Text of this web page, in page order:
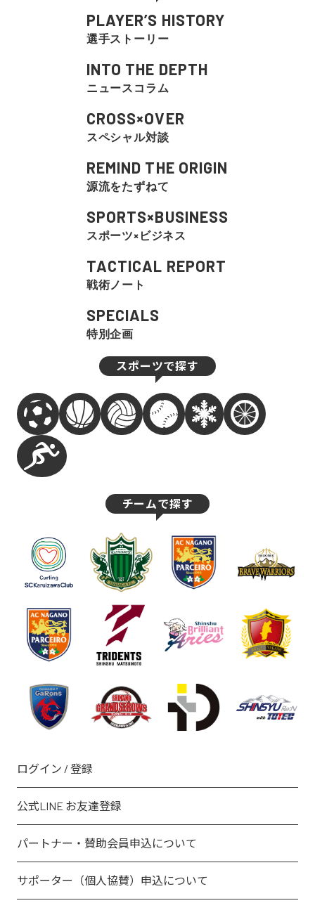
PLAYER’S HISTORY
選手ストーリー
INTO THE DEPTH
ニュースコラム
CROSS×OVER
スペシャル対談
REMIND THE ORIGIN
源流をたずねて
SPORTS×BUSINESS
スポーツ×ビジネス
TACTICAL REPORT
戦術ノート
SPECIALS
特別企画
スポーツで探す
チームで探す
ログイン / 登録
公式LINE お友達登録
パートナー・賛助会員申込について
サポーター（個人協賛）申込について